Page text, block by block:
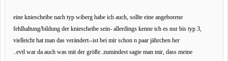
eine kniescheibe nach typ wiberg habe ich auch, sollte eine angeborene
fehlhaltung/bildung der kniescheibe sein- allerdings kenne ich es nur bis typ 3,
vielleicht hat man das verändert--ist bei mir schon n paar jährchen her
..evtl war da auch was mit der größe..zumindest sagte man mir, dass meine